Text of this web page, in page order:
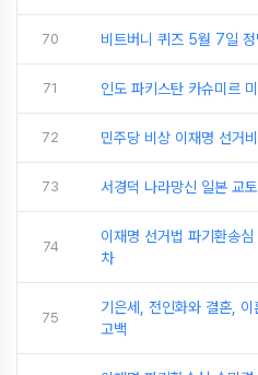
70 비트버니 퀴즈 5월 7일 정
71 인도 파키스탄 카슈미르
72 민주당 비상 이재명 선거
73 서경덕 나라망신 일본 교
74
이재명 선거법 파기환송
차
75
기은세, 전인화와 결혼,
고백